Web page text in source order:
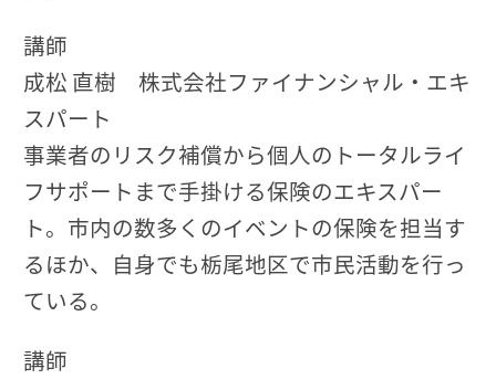
講師
成松 直樹 株式会社ファイナンシャル・エキ
スパート
事業者のリスク補償から個人のトータルライ
フサポートまで手掛ける保険のエキスパー
ト。市内の数多くのイベントの保険を担当す
るほか、自身でも栃尾地区で市民活動を行っ
ている。
講師